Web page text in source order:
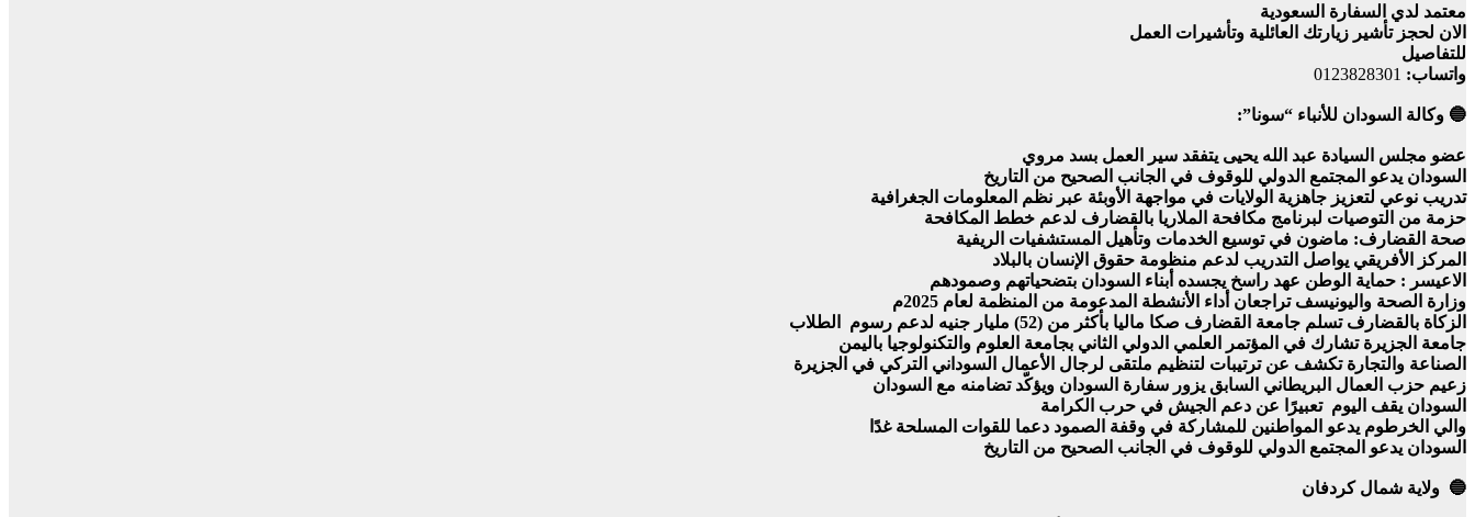
معتمد لدي السفارة السعودية
الان لحجز تأشير زيارتك العائلية وتأشيرات العمل
للتفاصيل
واتساب: 0123828301
🔵 وكالة السودان للأنباء “سونا”:
عضو مجلس السيادة عبد الله يحيى يتفقد سير العمل بسد مروي
السودان يدعو المجتمع الدولي للوقوف في الجانب الصحيح من التاريخ
تدريب نوعي لتعزيز جاهزية الولايات في مواجهة الأوبئة عبر نظم المعلومات الجغرافية
حزمة من التوصيات لبرنامج مكافحة الملاريا بالقضارف لدعم خطط المكافحة
صحة القضارف: ماضون في توسيع الخدمات وتأهيل المستشفيات الريفية
المركز الأفريقي يواصل التدريب لدعم منظومة حقوق الإنسان بالبلاد
الاعيسر : حماية الوطن عهد راسخ يجسده أبناء السودان بتضحياتهم وصمودهم
وزارة الصحة واليونيسف تراجعان أداء الأنشطة المدعومة من المنظمة لعام 2025م
الزكاة بالقضارف تسلم جامعة القضارف صكا ماليا بأكثر من (52) مليار جنيه لدعم رسوم الطلاب
جامعة الجزيرة تشارك في المؤتمر العلمي الدولي الثاني بجامعة العلوم والتكنولوجيا باليمن
الصناعة والتجارة تكشف عن ترتيبات لتنظيم ملتقى لرجال الأعمال السوداني التركي في الجزيرة
زعيم حزب العمال البريطاني السابق يزور سفارة السودان ويؤكّد تضامنه مع السودان
السودان يقف اليوم تعبيرًا عن دعم الجيش في حرب الكرامة
والي الخرطوم يدعو المواطنين للمشاركة في وقفة الصمود دعما للقوات المسلحة غدًا
السودان يدعو المجتمع الدولي للوقوف في الجانب الصحيح من التاريخ
🔵 ولاية شمال كردفان